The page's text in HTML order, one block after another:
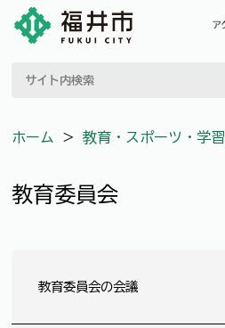
ホーム ＞ 教育・スポーツ・学習
教育委員会
教育委員会の会議